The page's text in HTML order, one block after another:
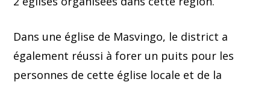
Dans une église de Masvingo, le district a
également réussi à forer un puits pour les
personnes de cette église locale et de la